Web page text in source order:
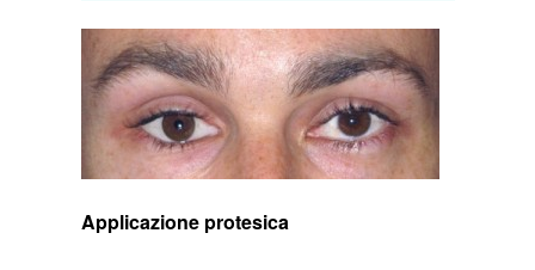
Applicazione protesica